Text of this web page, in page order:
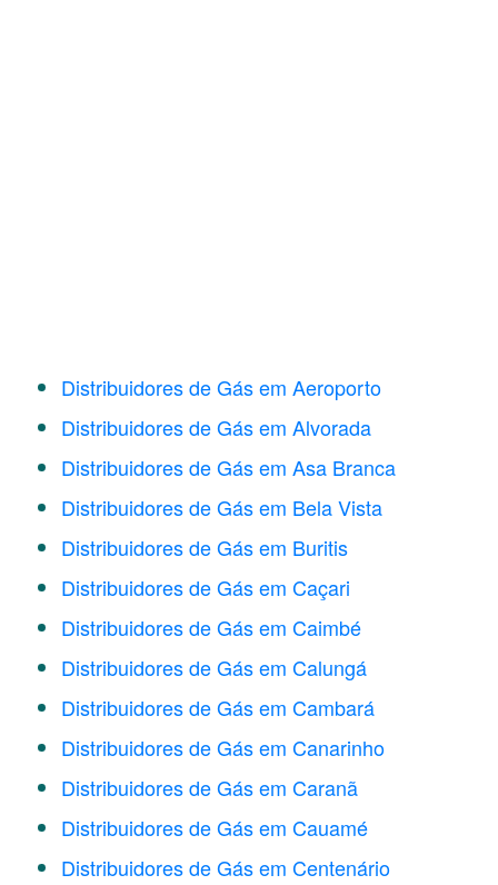
Distribuidores de Gás em Aeroporto
Distribuidores de Gás em Alvorada
Distribuidores de Gás em Asa Branca
Distribuidores de Gás em Bela Vista
Distribuidores de Gás em Buritis
Distribuidores de Gás em Caçari
Distribuidores de Gás em Caimbé
Distribuidores de Gás em Calungá
Distribuidores de Gás em Cambará
Distribuidores de Gás em Canarinho
Distribuidores de Gás em Caranã
Distribuidores de Gás em Cauamé
Distribuidores de Gás em Centenário